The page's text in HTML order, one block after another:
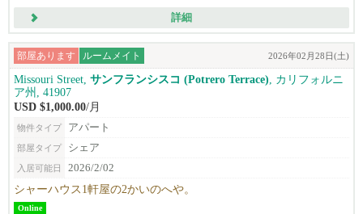
詳細
部屋あります ルームメイト 2026年02月28日(土)
Missouri Street, サンフランシスコ (Potrero Terrace) , カリフォルニ
ア州, 41907
USD $1,000.00/月
物件タイプ アパート
部屋タイプ シェア
入居可能日 2026/2/02
シャーハウス1軒屋の2かいのへや。
Online